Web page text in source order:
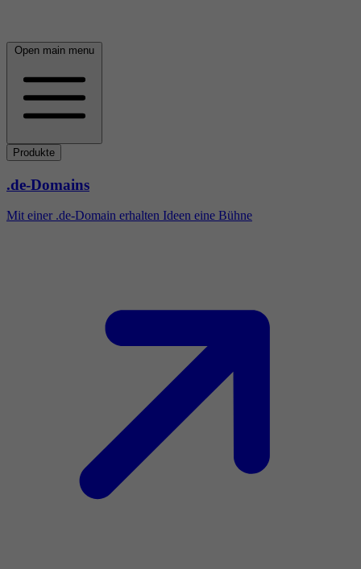
Open main menu
Produkte
.de-Domains
Mit einer .de-Domain erhalten Ideen eine Bühne